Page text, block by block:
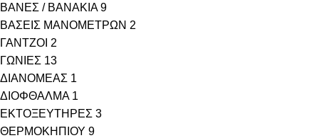
ΒΑΝΕΣ / ΒΑΝΑΚΙΑ 9
ΒΑΣΕΙΣ ΜΑΝΟΜΕΤΡΩΝ 2
ΓΑΝΤΖΟΙ 2
ΓΩΝΙΕΣ 13
ΔΙΑΝΟΜΕΑΣ 1
ΔΙΟΦΘΑΛΜΑ 1
ΕΚΤΟΞΕΥΤΗΡΕΣ 3
ΘΕΡΜΟΚΗΠΙΟΥ 9